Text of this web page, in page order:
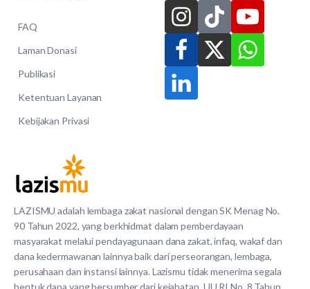
LAZISMU adalah lembaga zakat nasional dengan SK Menag No.
90 Tahun 2022, yang berkhidmat dalam pemberdayaan
masyarakat melalui pendayagunaan dana zakat, infaq, wakaf dan
dana kedermawanan lainnya baik dari perseorangan, lembaga,
perusahaan dan instansi lainnya. Lazismu tidak menerima segala
FAQ
Laman Donasi
Publikasi
Ketentuan Layanan
Kebijakan Privasi